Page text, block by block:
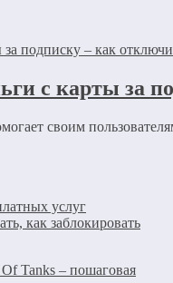
с карты за
своим
услуг
как заблокировать